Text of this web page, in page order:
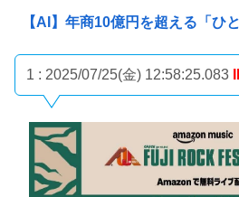
【AI】年商10億円を超える「ひ
1 : 2025/07/25(金) 12:58:25.083